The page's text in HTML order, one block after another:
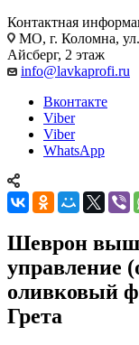
Контактная
МО, г. Коломна,
Айсберг, 2 этаж
info@lavkaprofi.ru
Вконтакте
Viber
Viber
WhatsApp
Шеврон
управление
оливковый
Грета